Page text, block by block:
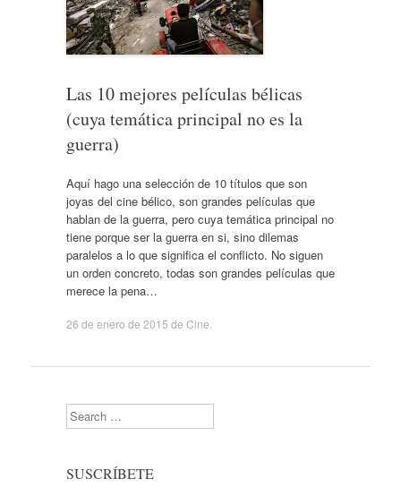
Las 10 mejores películas bélicas
(cuya temática principal no es la
guerra)
Aquí hago una selección de 10 títulos que son
joyas del cine bélico, son grandes películas que
hablan de la guerra, pero cuya temática principal no
tiene porque ser la guerra en si, sino dilemas
paralelos a lo que significa el conflicto. No siguen
un orden concreto, todas son grandes películas que
merece la pena…
26 de enero de 2015 de Cine
Search
SUSCRÍBETE